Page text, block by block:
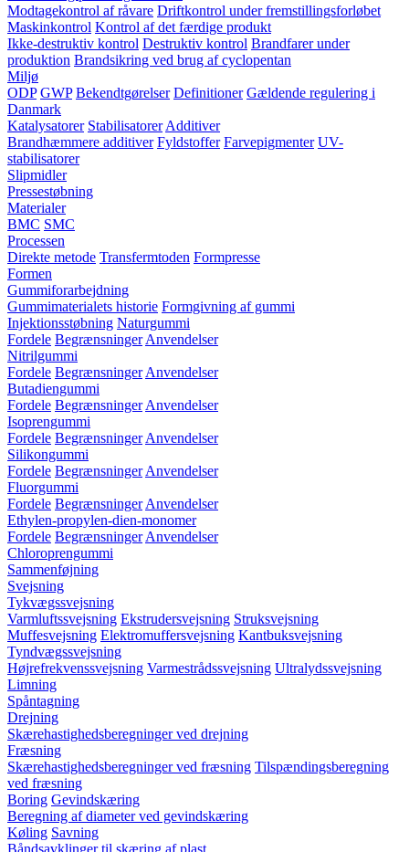
Modtagekontrol af råvare Driftkontrol under fremstillingsforløbet
Maskinkontrol Kontrol af det færdige produkt
Ikke-destruktiv kontrol Destruktiv kontrol Brandfarer under
produktion Brandsikring ved brug af cyclopentan
Miljø
ODP GWP Bekendtgørelser Definitioner Gældende regulering i
Danmark
Katalysatorer Stabilisatorer Additiver
Brandhæmmere additiver Fyldstoffer Farvepigmenter UV-
stabilisatorer
Slipmidler
Pressestøbning
Materialer
BMC SMC
Processen
Direkte metode Transfermtoden Formpresse
Formen
Gummiforarbejdning
Gummimaterialets historie Formgivning af gummi
Injektionsstøbning Naturgummi
Fordele Begrænsninger Anvendelser
Nitrilgummi
Fordele Begrænsninger Anvendelser
Butadiengummi
Fordele Begrænsninger Anvendelser
Isoprengummi
Fordele Begrænsninger Anvendelser
Silikongummi
Fordele Begrænsninger Anvendelser
Fluorgummi
Fordele Begrænsninger Anvendelser
Ethylen-propylen-dien-monomer
Fordele Begrænsninger Anvendelser
Chloroprengummi
Sammenføjning
Svejsning
Tykvægssvejsning
Varmluftssvejsning Ekstrudersvejsning Struksvejsning
Muffesvejsning Elektromuffersvejsning Kantbuksvejsning
Tyndvægssvejsning
Højrefrekvenssvejsning Varmestrådssvejsning Ultralydssvejsning
Limning
Spåntagning
Drejning
Skærehastighedsberegninger ved drejning
Fræsning
Skærehastighedsberegninger ved fræsning Tilspændingsberegning
ved fræsning
Boring Gevindskæring
Beregning af diameter ved gevindskæring
Køling Savning
Båndsavklinger til skæring af plast